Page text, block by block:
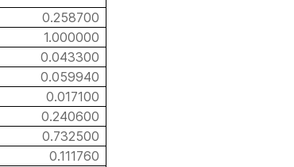
0.258700
1.000000
0.043300
0.059940
0.017100
0.240600
0.732500
0.111760